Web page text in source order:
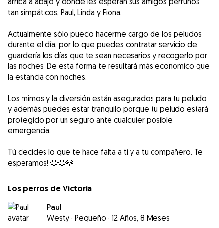
tan simpáticos, Paul, Linda y Fiona.
Actualmente sólo puedo hacerme cargo de los peludos
durante el día, por lo que puedes contratar servicio de
guardería los días que te sean necesarios y recogerlo por
las noches. De esta forma te resultará más económico que
la estancia con noches.
Los mimos y la diversión están asegurados para tu peludo
y además puedes estar tranquilo porque tu peludo estará
protegido por un seguro ante cualquier posible
emergencia.
Tú decides lo que te hace falta a ti y a tu compañero. Te
esperamos! 🐶🐶🐶
Los perros de Victoria
Paul
Westy · Pequeño · 12 Años, 8 Meses